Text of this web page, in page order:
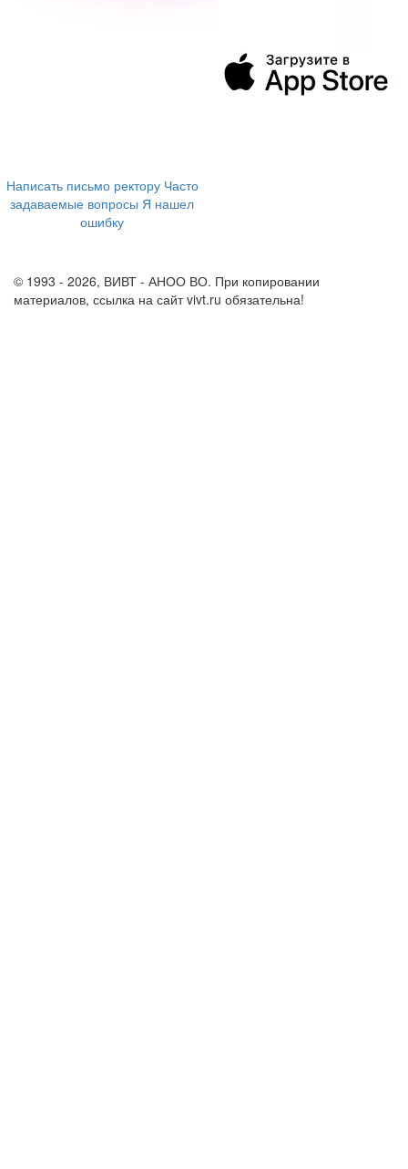
Написать письмо ректору Часто
задаваемые вопросы Я нашел
ошибку
© 1993 - 2026, ВИВТ - АНОО ВО. При копировании
материалов, ссылка на сайт vivt.ru обязательна!